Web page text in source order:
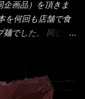
末をよく掛け辛
、ビタミンB2、ビ
にえび・小麦・
かやく(小えびてん
エキス、たん白加
企画品）を頂きま
を何回も店舗で食
麺でした。 同じ日
を醸し出してい
ない！！ 私はペ